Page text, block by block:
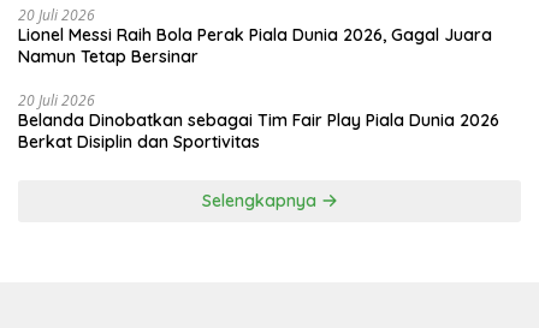
20 Juli 2026
Lionel Messi Raih Bola Perak Piala Dunia 2026, Gagal Juara
Namun Tetap Bersinar
20 Juli 2026
Belanda Dinobatkan sebagai Tim Fair Play Piala Dunia 2026
Berkat Disiplin dan Sportivitas
Selengkapnya